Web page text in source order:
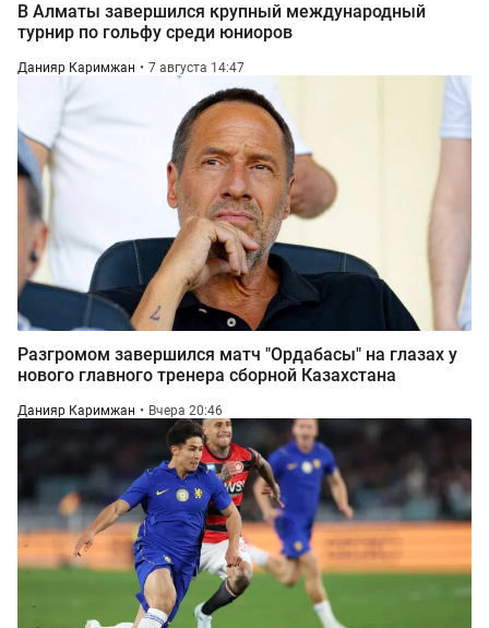
В Алматы завершился крупный международный
турнир по гольфу среди юниоров
Данияр Каримжан 7 августа 14:47
Разгромом завершился матч "Ордабасы" на глазах у
нового главного тренера сборной Казахстана
Данияр Каримжан Вчера 20:46